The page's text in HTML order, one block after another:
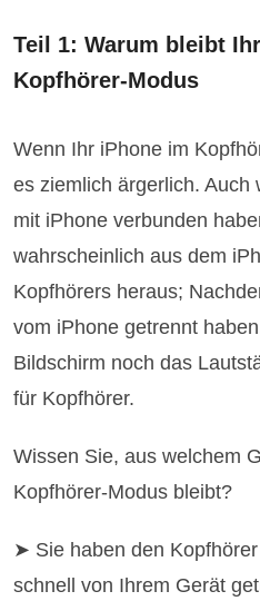
Teil 1: Warum bleibt
Kopfhörer-Modus
Wenn Ihr iPhone im
es ziemlich ärgerlich. Auch
mit iPhone verbunden
wahrscheinlich aus dem
Kopfhörers heraus;
vom iPhone getrennt
Bildschirm noch das
für Kopfhörer.
Wissen Sie, aus welchem
Kopfhörer-Modus bleibt?
➤ Sie haben den
schnell von Ihrem Gerät